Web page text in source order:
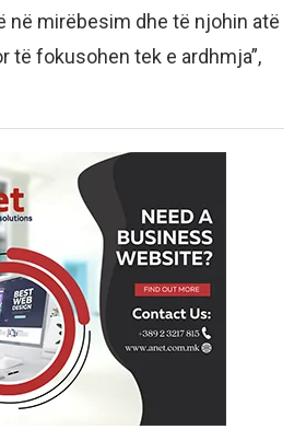
në mirëbesim dhe të njohin atë
të fokusohen tek e ardhmja”,